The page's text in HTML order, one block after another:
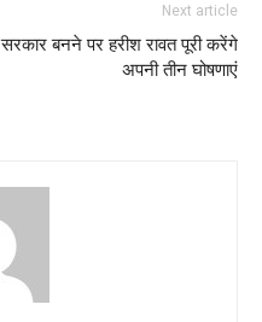
Next article
सरकार बनने पर हरीश रावत पूरी करेंगे
अपनी तीन घोषणाएं